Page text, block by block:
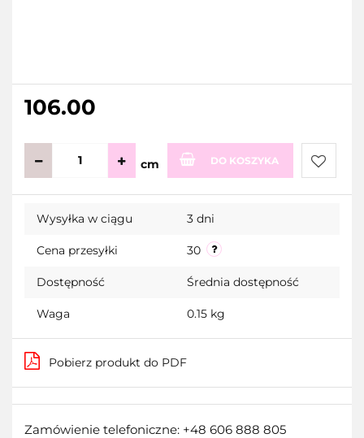
106.00
cm DO KOSZYKA
Do
Wysyłka w ciągu 3 dni
Cena przesyłki 30
Dostępność Średnia dostępność
Waga 0.15 kg
Pobierz produkt do PDF
Zamówienie telefoniczne: +48 606 888 805